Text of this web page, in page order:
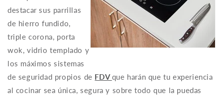
destacar sus parrillas
de hierro fundido,
triple corona, porta
wok, vidrio templado y
los máximos sistemas
de seguridad propios de FDVque harán que tu experiencia
al cocinar sea única, segura y sobre todo que la puedas